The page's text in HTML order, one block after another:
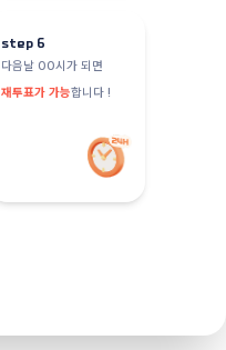
step 6
다음날 00시가 되면
재투표가 가능합니다 !